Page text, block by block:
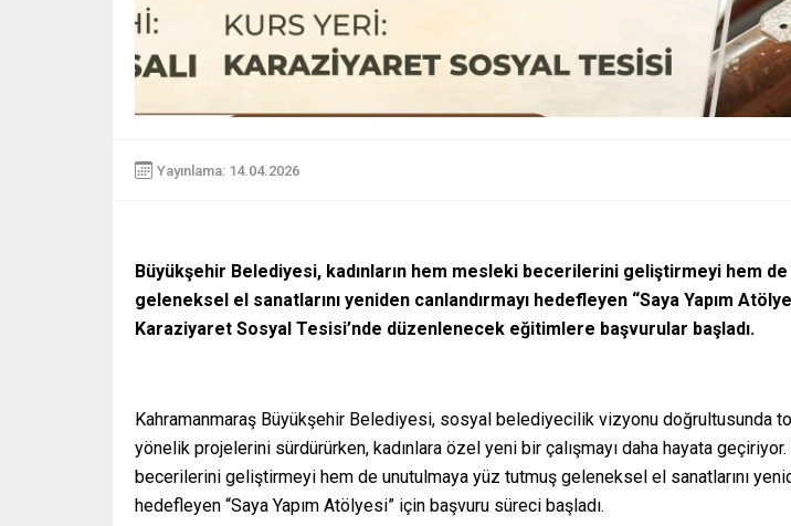
Yayınlama: 14.04.2026
Büyükşehir Belediyesi, kadınların hem mesleki becerilerini geliştirmeyi hem
geleneksel el sanatlarını yeniden canlandırmayı hedefleyen “Saya Yapım
Karaziyaret Sosyal Tesisi’nde düzenlenecek eğitimlere başvurular başladı.
Kahramanmaraş Büyükşehir Belediyesi, sosyal belediyecilik vizyonu doğrultusunda
yönelik projelerini sürdürürken, kadınlara özel yeni bir çalışmayı daha hayata geçiriyor.
becerilerini geliştirmeyi hem de unutulmaya yüz tutmuş geleneksel el sanatlarını
hedefleyen “Saya Yapım Atölyesi” için başvuru süreci başladı.